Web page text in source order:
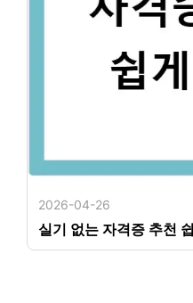
2026-04-26
실기 없는 자격증 추천